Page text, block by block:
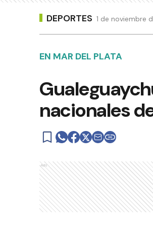
DEPORTES 1 de noviembre
EN MAR DEL PLATA
nacionales
Ads